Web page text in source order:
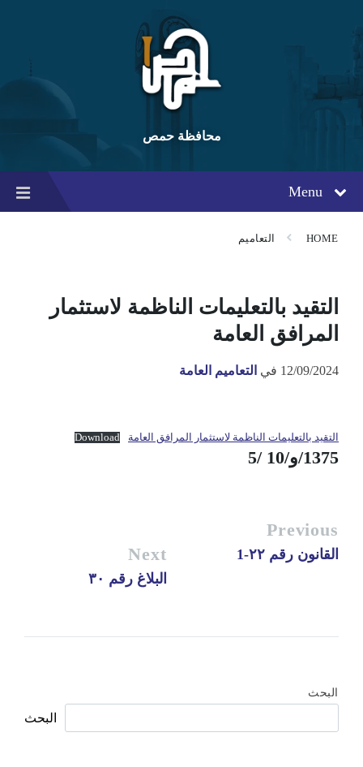
content
main
navigation
footer
محافظة حمص
Menu
HOME التعاميم
التقيد بالتعليمات الناظمة لاستثمار
المرافق العامة
12/09/2024 في التعاميم العامة
التقيد بالتعليمات الناظمة لاستثمار المرافق العامة Download
1375/و/10 /5
Previous
القانون رقم ٢٢-1 Next
البلاغ رقم ٣٠
البحث
البحث